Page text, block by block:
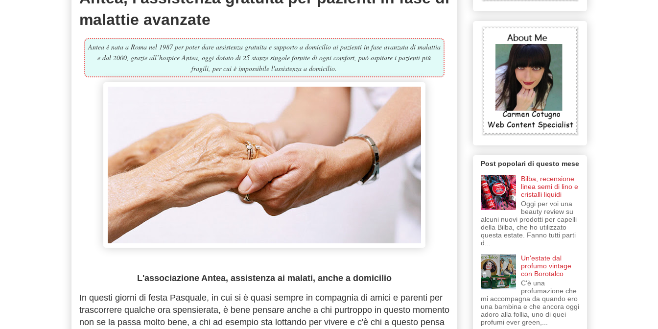
malattie avanzate
Antea è nata a Roma nel 1987 per poter dare assistenza gratuita e supporto a domicilio ai pazienti in fase avanzata di malattia
e dal 2000, grazie all’hospice Antea, oggi dotato di 25 stanze singole fornite di ogni comfort, può ospitare i pazienti più
fragili, per cui è impossibile l'assistenza a domicilio.
L'associazione Antea, assistenza ai malati, anche a domicilio
In questi giorni di festa Pasquale, in cui si è quasi sempre in compagnia di amici e parenti per
trascorrere qualche ora spensierata, è bene pensare anche a chi purtroppo in questo momento
non se la passa molto bene, a chi ad esempio sta lottando per vivere e c'è chi a questo pensa
Post popolari di questo mese
Bilba, recensione
linea semi di lino e
cristalli liquidi
Oggi per voi una
beauty review su
alcuni nuovi prodotti per capelli
della Bilba, che ho utilizzato
questa estate. Fanno tutti parti
d...
Un'estate dal
profumo vintage
con Borotalco
C'è una
profumazione che
mi accompagna da quando ero
una bambina e che ancora oggi
adoro alla follia, uno di quei
profumi ever green,...